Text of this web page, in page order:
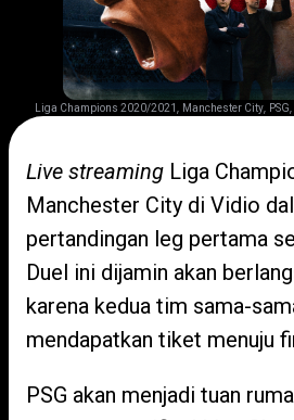
Liga Champions 2020/2021 , Manchester City, PSG,
Live streaming Liga
Manchester City di Vidio
pertandingan leg pertama
Duel ini dijamin akan
karena kedua tim sama-
mendapatkan tiket menuju
PSG akan menjadi tuan